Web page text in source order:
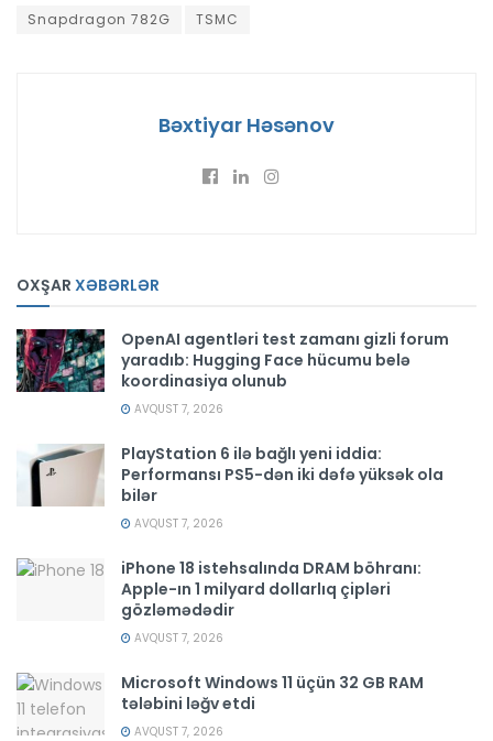
Snapdragon 782G
TSMC
Bəxtiyar Həsənov
OXŞAR XƏBƏRLƏR
OpenAI agentləri test zamanı gizli forum
yaradıb: Hugging Face hücumu belə
koordinasiya olunub
AVQUST 7, 2026
PlayStation 6 ilə bağlı yeni iddia:
Performansı PS5-dən iki dəfə yüksək ola
bilər
AVQUST 7, 2026
iPhone 18 istehsalında DRAM böhranı:
Apple-ın 1 milyard dollarlıq çipləri
gözləmədədir
AVQUST 7, 2026
Microsoft Windows 11 üçün 32 GB RAM
tələbini ləğv etdi
AVQUST 7, 2026